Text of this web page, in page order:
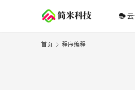
首页 程序编程